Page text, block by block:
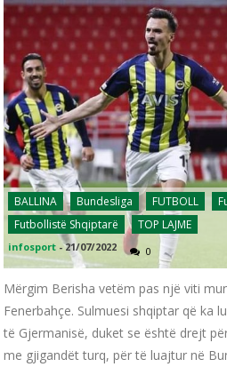
BALLINA Bundesliga FUTBOLL
Futbollistë Shqiptarë
TOP LAJME
infosport -21/07/2022 0
Mërgim Berisha vetëm pas një viti
Fenerbahçe. Sulmuesi shqiptar që ka
të Gjermanisë, duket se është drejt
me gjigandët turq, për të luajtur në